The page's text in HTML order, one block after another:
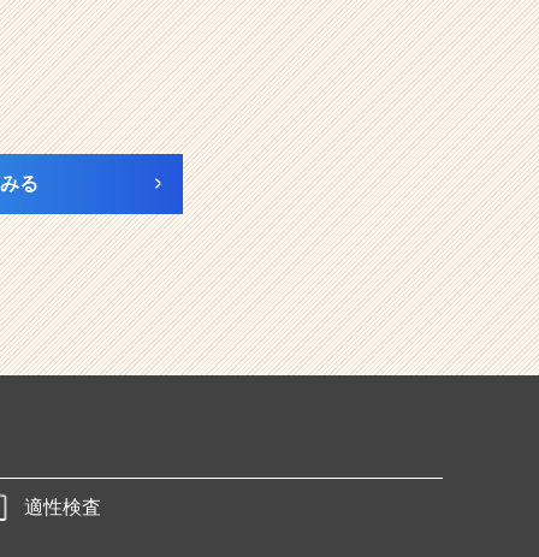
る
適性検査